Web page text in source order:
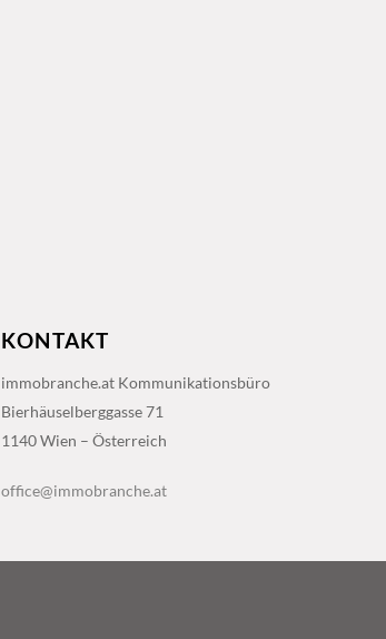
KONTAKT
immobranche.at Kommunikationsbüro
Bierhäuselberggasse 71
1140 Wien – Österreich
office@immobranche.at